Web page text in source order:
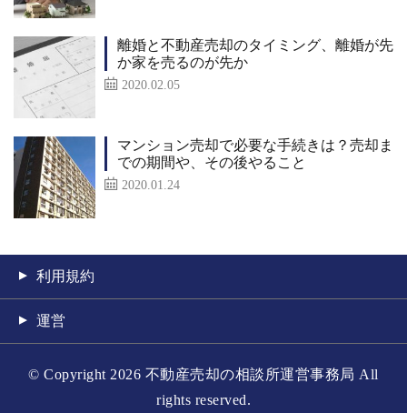
離婚と不動産売却のタイミング、離婚が先
か家を売るのが先か
2020.02.05
マンション売却で必要な手続きは？売却ま
での期間や、その後やること
2020.01.24
利用規約
運営
© Copyright 2026 不動産売却の相談所運営事務局 All
rights reserved.